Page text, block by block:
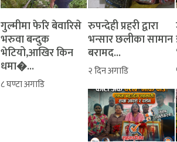
गुल्मीमा फेरि बेवारिसे
भरुवा बन्दुक
भेटियो,आखिर किन
धमा�...
८ घण्टा अगाडि
रुपन्देही प्रहरी द्वारा
भन्सार छलीका सामान
बरामद...
२ दिन अगाडि